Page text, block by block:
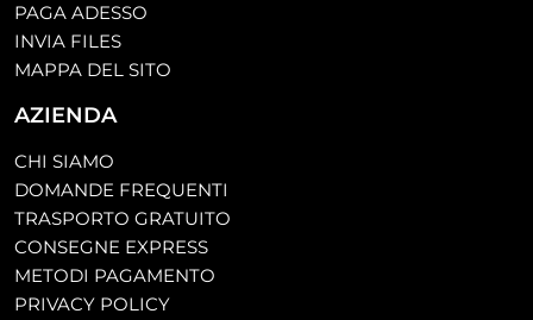
PAGA ADESSO
INVIA FILES
MAPPA DEL SITO
AZIENDA
CHI SIAMO
DOMANDE FREQUENTI
TRASPORTO GRATUITO
CONSEGNE EXPRESS
METODI PAGAMENTO
PRIVACY POLICY